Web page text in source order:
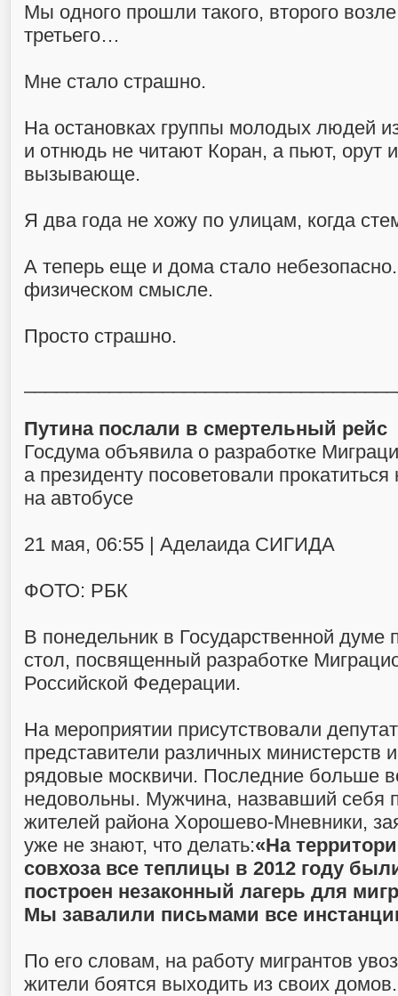
Мы одного прошли такого, второго
третьего…
Мне стало страшно.
На остановках группы молодых людей
и отнюдь не читают Коран, а пьют, орут
вызывающе.
Я два года не хожу по улицам, когда
А теперь еще и дома стало
физическом смысле.
Просто страшно.
Путина послали в смертельный рейс
Госдума объявила о разработке
а президенту посоветовали
на автобусе
21 мая, 06:55 | Аделаида СИГИДА
ФОТО: РБК
В понедельник в Государственной думе
стол, посвященный разработке
Российской Федерации.
На мероприятии присутствовали
представители различных министерств
рядовые москвичи. Последние больше
недовольны. Мужчина, назвавший себя
жителей района Хорошево-Мневники,
уже не знают, что делать:«На
совхоза все теплицы в 2012 году
построен незаконный лагерь для
Мы завалили письмами все
По его словам, на работу мигрантов
жители боятся выходить из своих домов.